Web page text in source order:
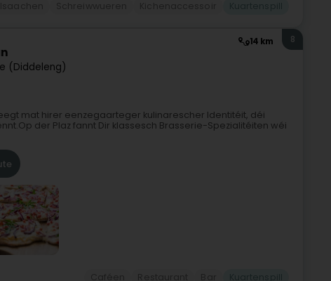
14 km
(Diddeleng)
8
mat hirer eenzegaarteger kulinarescher Identitéit, déi
der Plaz fannt Dir klassesch Brasserie-Spezialitéiten wéi